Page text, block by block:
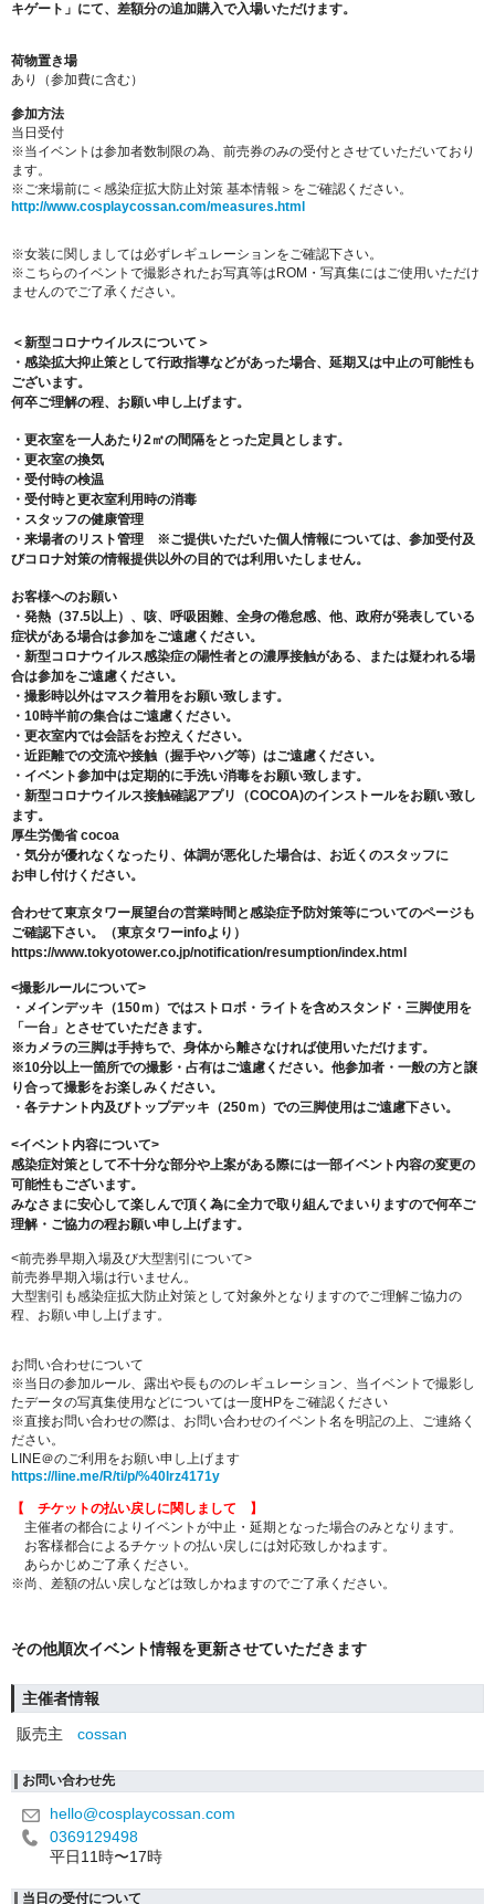
キゲート」にて、差額分の追加購入で入場いただけます。
荷物置き場
あり（参加費に含む）
参加方法
当日受付
※当イベントは参加者数制限の為、前売券のみの受付とさせていただいており
ます。
※ご来場前に＜感染症拡大防止対策 基本情報＞をご確認ください。
http://www.cosplaycossan.com/measures.html
※女装に関しましては必ずレギュレーションをご確認下さい。
※こちらのイベントで撮影されたお写真等はROM・写真集にはご使用いただけ
ませんのでご了承ください。
＜新型コロナウイルスについて＞
・感染拡大抑止策として行政指導などがあった場合、延期又は中止の可能性も
ございます。
何卒ご理解の程、お願い申し上げます。
・更衣室を一人あたり2㎡の間隔をとった定員とします。
・更衣室の換気
・受付時の検温
・受付時と更衣室利用時の消毒
・スタッフの健康管理
・来場者のリスト管理 ※ご提供いただいた個人情報については、参加受付及
びコロナ対策の情報提供以外の目的では利用いたしません。
お客様へのお願い
・発熱（37.5以上）、咳、呼吸困難、全身の倦怠感、他、政府が発表している
症状がある場合は参加をご遠慮ください。
・新型コロナウイルス感染症の陽性者との濃厚接触がある、または疑われる場
合は参加をご遠慮ください。
・撮影時以外はマスク着用をお願い致します。
・10時半前の集合はご遠慮ください。
・更衣室内では会話をお控えください。
・近距離での交流や接触（握手やハグ等）はご遠慮ください。
・イベント参加中は定期的に手洗い消毒をお願い致します。
・新型コロナウイルス接触確認アプリ（COCOA)のインストールをお願い致し
ます。
厚生労働省 cocoa
・気分が優れなくなったり、体調が悪化した場合は、お近くのスタッフに
お申し付けください。
合わせて東京タワー展望台の営業時間と感染症予防対策等についてのページも
ご確認下さい。（東京タワーinfoより）
https://www.tokyotower.co.jp/notification/resumption/index.html
<撮影ルールについて>
・メインデッキ（150ｍ）ではストロボ・ライトを含めスタンド・三脚使用を
「一台」とさせていただきます。
※カメラの三脚は手持ちで、身体から離さなければ使用いただけます。
※10分以上一箇所での撮影・占有はご遠慮ください。他参加者・一般の方と譲
り合って撮影をお楽しみください。
・各テナント内及びトップデッキ（250ｍ）での三脚使用はご遠慮下さい。
<イベント内容について>
感染症対策として不十分な部分や上案がある際には一部イベント内容の変更の
可能性もございます。
みなさまに安心して楽しんで頂く為に全力で取り組んでまいりますので何卒ご
理解・ご協力の程お願い申し上げます。
<前売券早期入場及び大型割引について>
前売券早期入場は行いません。
大型割引も感染症拡大防止対策として対象外となりますのでご理解ご協力の
程、お願い申し上げます。
お問い合わせについて
※当日の参加ルール、露出や長もののレギュレーション、当イベントで撮影し
たデータの写真集使用などについては一度HPをご確認ください
※直接お問い合わせの際は、お問い合わせのイベント名を明記の上、ご連絡く
ださい。
LINE＠のご利用をお願い申し上げます
https://line.me/R/ti/p/%40lrz4171y
【 チケットの払い戻しに関しまして 】
主催者の都合によりイベントが中止・延期となった場合のみとなります。
お客様都合によるチケットの払い戻しには対応致しかねます。
あらかじめご了承ください。
※尚、差額の払い戻しなどは致しかねますのでご了承ください。
その他順次イベント情報を更新させていただきます
主催者情報
販売主
cossan
お問い合わせ先
hello@cosplaycossan.com
0369129498
平日11時〜17時
当日の受付について